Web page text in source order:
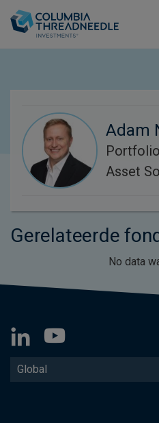
Adam
Asset
Gerelateerde
No data
Global